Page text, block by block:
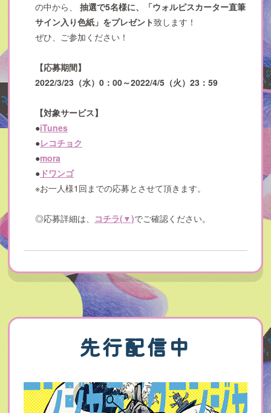
の中から、
抽選で5名様に、「ウォルピスカーター直筆
サイン入り色紙」をプレゼント致します！
ぜひ、ご参加ください！
【応募期間】
2022/3/23（水）0：00～2022/4/5（火）23：59
【対象サービス】
●iTunes
●レコチョク
●mora
●ドワンゴ
※お一人様1回までの応募とさせて頂きます。
◎応募詳細は、 コチラ(▼)でご確認ください。
先行配信中